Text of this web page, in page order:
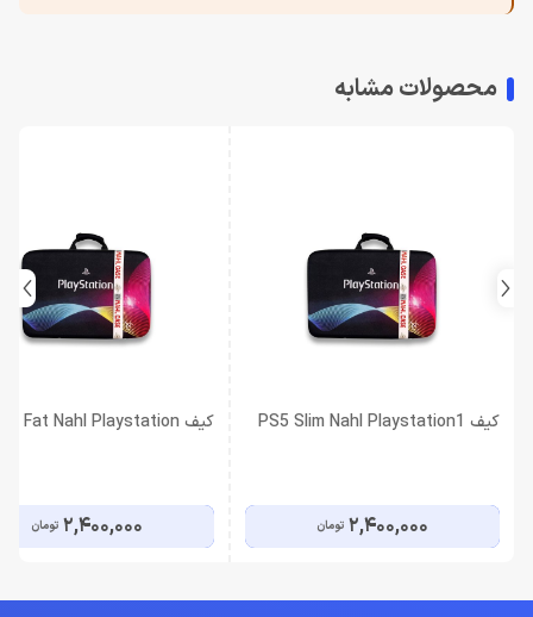
محصولات مشابه
کیف PS5 Slim Nahl Playstation1
2,400,000 تومان
کیف PS5 Fat Nahl Playstation
2,400,000 تومان